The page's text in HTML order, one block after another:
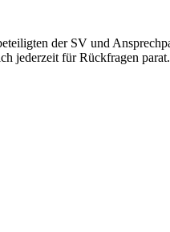
der SV und
jederzeit für Rückfragen parat.